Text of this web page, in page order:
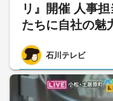
リ』開催 人事
たちに自社の魅
石川テレビ